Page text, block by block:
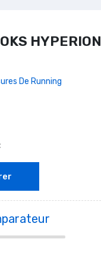
HYPERION
De Running